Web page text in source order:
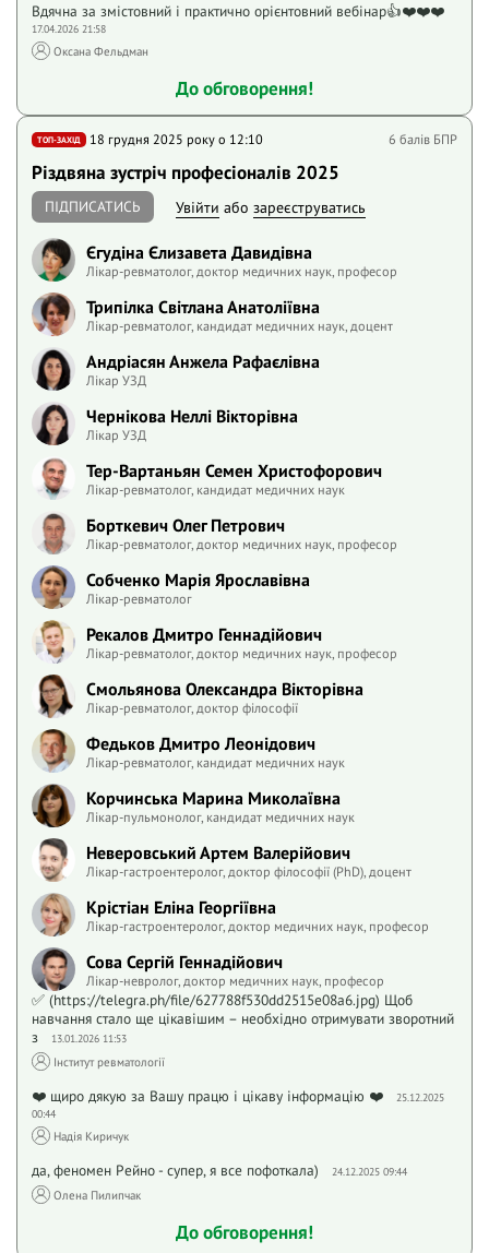
Вдячна за змістовний і практично орієнтовний вебінар👍❤️❤️❤️
17.04.2026 21:58
Оксана Фельдман
До обговорення!
ТОП-ЗАХІД 18 грудня 2025 року o 12:10 6 балів БПР
Різдвяна зустріч професіоналів 2025
ПІДПИСАТИСЬ Увійти або зареєструватись
Єгудіна Єлизавета Давидівна
Лікар-ревматолог, доктор медичних наук, професор
Трипілка Світлана Анатоліївна
Лікар-ревматолог, кандидат медичних наук, доцент
Андріасян Анжела Рафаєлівна
Лікар УЗД
Чернікова Неллі Вікторівна
Лікар УЗД
Тер-Вартаньян Семен Христофорович
Лікар-ревматолог, кандидат медичних наук
Борткевич Олег Петрович
Лікар-ревматолог, доктор медичних наук, професор
Собченко Марія Ярославівна
Лікар-ревматолог
Рекалов Дмитро Геннадійович
Лікар-ревматолог, доктор медичних наук, професор
Смольянова Олександра Вікторівна
Лікар-ревматолог, доктор філософії
Федьков Дмитро Леонідович
Лікар-ревматолог, кандидат медичних наук
Корчинська Марина Миколаївна
Лікар-пульмонолог, кандидат медичних наук
Неверовський Артем Валерійович
Лікар-гастроентеролог, доктор філософії (PhD), доцент
Крістіан Еліна Георгіївна
Лікар-гастроентеролог, доктор медичних наук, професор
Сова Сергій Геннадійович
Лікар-невролог, доктор медичних наук, професор
✅ (https://telegra.ph/file/627788f530dd2515e08a6.jpg) Щоб
навчання стало ще цікавішим – необхідно отримувати зворотний
з
13.01.2026 11:53
Інститут ревматології
❤️ щиро дякую за Вашу працю і цікаву інформацію ❤️
25.12.2025
00:44
Надія Киричук
да, феномен Рейно - супер, я все пофоткала) 24.12.2025 09:44
Олена Пилипчак
До обговорення!